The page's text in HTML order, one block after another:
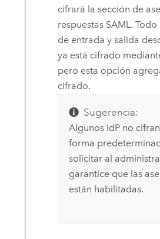
cifrará la sección de
respuestas SAML.
de entrada y salida
ya está cifrado
pero esta opción
cifrado.
Sugerencia:
Algunos IdP no
forma
solicitar al
garantice que las
están habilitadas.